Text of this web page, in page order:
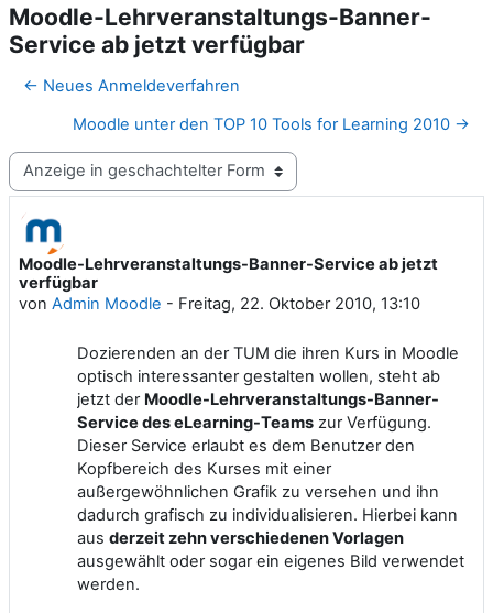
Moodle-Lehrveranstaltungs-Banner-
Service ab jetzt verfügbar
← Neues Anmeldeverfahren
Moodle unter den TOP 10 Tools for Learning 2010 →
Anzeigemodus
Moodle-Lehrveranstaltungs-Banner-Service ab jetzt
verfügbar
von Admin Moodle - Freitag, 22. Oktober 2010, 13:10
Anzahl Antworten: 0
Dozierenden an der TUM die ihren Kurs in Moodle
optisch interessanter gestalten wollen, steht ab
jetzt der Moodle-Lehrveranstaltungs-Banner-
Service des eLearning-Teams zur Verfügung.
Dieser Service erlaubt es dem Benutzer den
Kopfbereich des Kurses mit einer
außergewöhnlichen Grafik zu versehen und ihn
dadurch grafisch zu individualisieren. Hierbei kann
aus derzeit zehn verschiedenen Vorlagen
ausgewählt oder sogar ein eigenes Bild verwendet
werden.